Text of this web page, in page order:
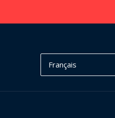
Français